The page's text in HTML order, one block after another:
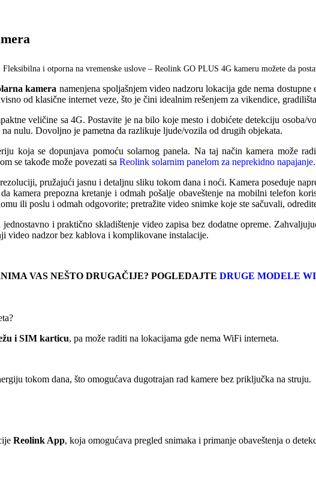
i otporna na vremenske uslove – Reolink GO PLUS 4G kameru možete da
kamera namenjena spoljašnjem video nadzoru lokacija gde nema
od klasične internet veze, što je čini idealnim rešenjem za vikendice,
veličine sa 4G. Postavite je na bilo koje mesto i dobićete detekciju
nulu. Dovoljno je pametna da razlikuje ljude/vozila od drugih objekata.
koja se dopunjava pomoću solarnog panela. Na taj način kamera može
se takođe može povezati sa Reolink solarnim panelom za neprekidno napajanje.
pružajući jasnu i detaljnu sliku tokom dana i noći. Kamera poseduje
kamera prepozna kretanje i odmah pošalje obaveštenje na mobilni telefon
ili poslu i odmah odgovorite; pretražite video snimke koje ste sačuvali,
jednostavno i praktično skladištenje video zapisa bez dodatne opreme.
video nadzor bez kablova i komplikovane instalacije.
VAS NEŠTO DRUGAČIJE? POGLEDAJTE DRUGE MODELE
i SIM karticu, pa može raditi na lokacijama gde nema WiFi interneta.
tokom dana, što omogućava dugotrajan rad kamere bez priključka na struju.
Reolink App, koja omogućava pregled snimaka i primanje obaveštenja o